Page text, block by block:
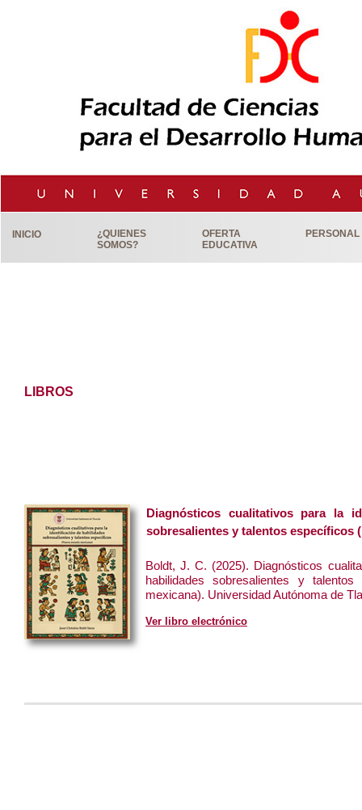
INICIO
¿QUIENES
SOMOS?
OFERTA
EDUCATIVA
PERSONAL
LIBROS
Diagnósticos cualitativos para la
sobresalientes y talentos específicos
Boldt, J. C. (2025). Diagnósticos
habilidades sobresalientes y
mexicana). Universidad Autónoma de
Ver libro electrónico